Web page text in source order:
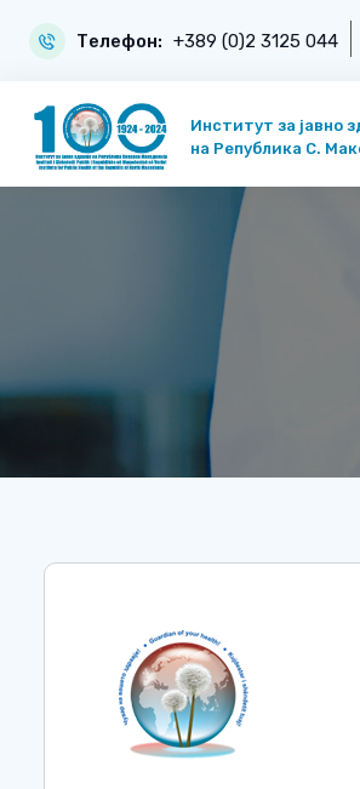
Телефон: +389 (0)2 3125 044
Институт за јавно
на Република С.